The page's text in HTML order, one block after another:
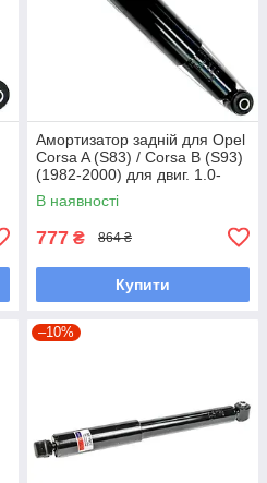
Амортизатор задній для Opel
Corsa A (S83) / Corsa B (S93)
(1982-2000) для двиг. 1.0-
1.5L
В наявності
777 ₴ 864 ₴
Купити
–10%